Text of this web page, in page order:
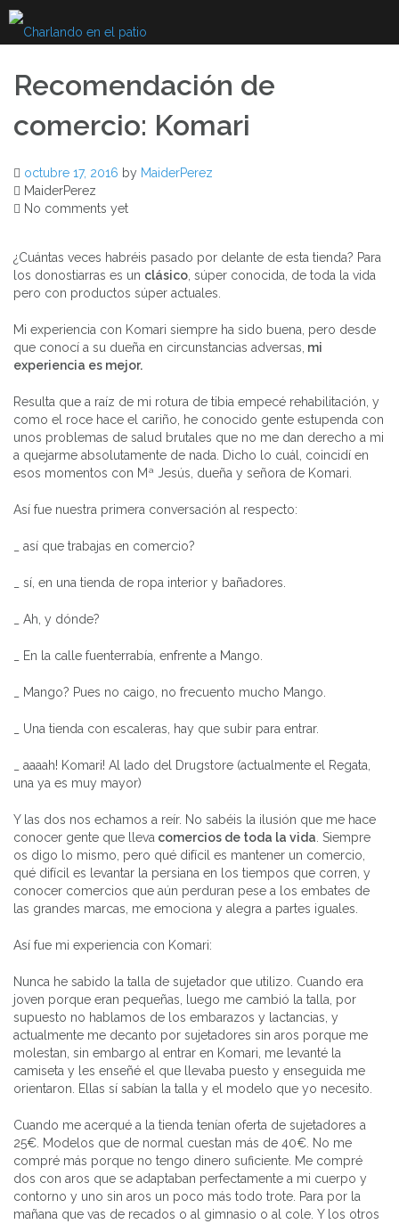
Skip
to
content
Recomendación de
comercio: Komari
octubre 17, 2016 by MaiderPerez
MaiderPerez
No comments yet
¿Cuántas veces habréis pasado por delante de esta tienda? Para
los donostiarras es un clásico, súper conocida, de toda la vida
pero con productos súper actuales.
Mi experiencia con Komari siempre ha sido buena, pero desde
que conocí a su dueña en circunstancias adversas, mi
experiencia es mejor.
Resulta que a raíz de mi rotura de tibia empecé rehabilitación, y
como el roce hace el cariño, he conocido gente estupenda con
unos problemas de salud brutales que no me dan derecho a mi
a quejarme absolutamente de nada. Dicho lo cuál, coincidí en
esos momentos con Mª Jesús, dueña y señora de Komari.
Así fue nuestra primera conversación al respecto:
_ así que trabajas en comercio?
_ sí, en una tienda de ropa interior y bañadores.
_ Ah, y dónde?
_ En la calle fuenterrabía, enfrente a Mango.
_ Mango? Pues no caigo, no frecuento mucho Mango.
_ Una tienda con escaleras, hay que subir para entrar.
_ aaaah! Komari! Al lado del Drugstore (actualmente el Regata,
una ya es muy mayor)
Y las dos nos echamos a reír. No sabéis la ilusión que me hace
conocer gente que lleva comercios de toda la vida. Siempre
os digo lo mismo, pero qué difícil es mantener un comercio,
qué difícil es levantar la persiana en los tiempos que corren, y
conocer comercios que aún perduran pese a los embates de
las grandes marcas, me emociona y alegra a partes iguales.
Así fue mi experiencia con Komari:
Nunca he sabido la talla de sujetador que utilizo. Cuando era
joven porque eran pequeñas, luego me cambió la talla, por
supuesto no hablamos de los embarazos y lactancias, y
actualmente me decanto por sujetadores sin aros porque me
molestan, sin embargo al entrar en Komari, me levanté la
camiseta y les enseñé el que llevaba puesto y enseguida me
orientaron. Ellas sí sabían la talla y el modelo que yo necesito.
Cuando me acerqué a la tienda tenían oferta de sujetadores a
25€. Modelos que de normal cuestan más de 40€. No me
compré más porque no tengo dinero suficiente. Me compré
dos con aros que se adaptaban perfectamente a mi cuerpo y
contorno y uno sin aros un poco más todo trote. Para por la
mañana que vas de recados o al gimnasio o al cole. Y los otros